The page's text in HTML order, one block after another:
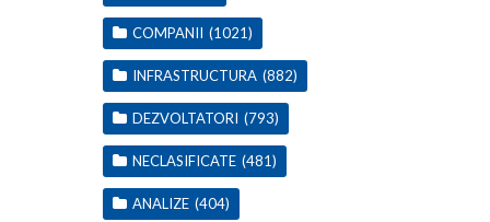
COMPANII (1021)
INFRASTRUCTURA (882)
DEZVOLTATORI (793)
NECLASIFICATE (481)
ANALIZE (404)